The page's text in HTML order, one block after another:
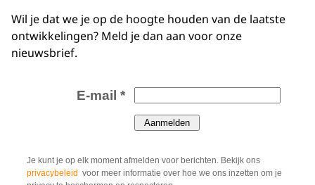
Wil je dat we je op de hoogte houden van de laatste
ontwikkelingen? Meld je dan aan voor onze
nieuwsbrief.